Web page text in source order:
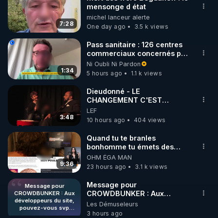
🌱 INSTAGRAM
https://www.instagram.com/rdlr_thierrycasasnovas/
http://rgnr.li/instagram
🌱 LA NEWSLETTER
Pour ne pas rater l’actualité RGNR (stages,
http://rgnr.li/news
🌱 VIDÉOS NON CENSURÉES SUR ODYSEE
Toutes les vidéos Youtube sont aussi sur la
http://rgnr.li/odysee
🌱 LES STAGES EN PRÉSENTIEL
http://rgnr.li/stages
7:28
mensonge d état
michel lanceur alerte
One day ago
3.5 k views
1:34
Pass sanitaire : 126 centres
commerciaux concernés par
l'obligation dans toute la
France
Ni Oubli Ni Pardon
5 hours ago
1.1 k views
3:48
Dieudonné - LE
CHANGEMENT C'EST
MAINTENANT
LEF
10 hours ago
404 views
9:36
Quand tu te branles
bonhomme tu émets des
ondes ils ont juste omis de
t'expliquer
OHM ÉGA MAN
23 hours ago
3.1 k views
Message pour
CROWDBUNKER : Aux
développeurs du site,
pouvez-vous svp
remettre la
Message pour
CROWDBUNKER : Aux
développeurs du site,
pouvez-vous svp remettre la
Les Démuseleurs
3 hours ago